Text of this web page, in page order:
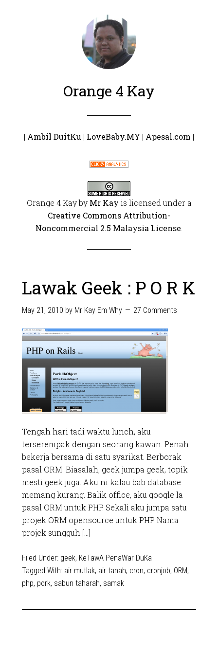
Orange 4 Kay
| Ambil DuitKu | LoveBaby.MY | Apesal.com |
Orange 4 Kayby Mr Kay is licensed under a
Creative Commons Attribution-
Noncommercial 2.5 Malaysia License
Lawak Geek : P O R K
May 21, 2010 by Mr Kay Em Why 27 Comments
Tengah hari tadi waktu lunch, aku
terserempak dengan seorang kawan. Penah
bekerja bersama di satu syarikat. Berborak
pasal ORM. Biasalah, geek jumpa geek, topik
mesti geek juga. Aku ni kalau bab database
memang kurang. Balik office, aku google la
pasal ORM untuk PHP. Sekali aku jumpa satu
projek ORM opensource untuk PHP. Nama
projek sungguh […]
Filed Under: geek, KeTawA PenaWar DuKa
Tagged With: air mutlak, air tanah, cron, cronjob, ORM,
php, pork, sabun taharah, samak